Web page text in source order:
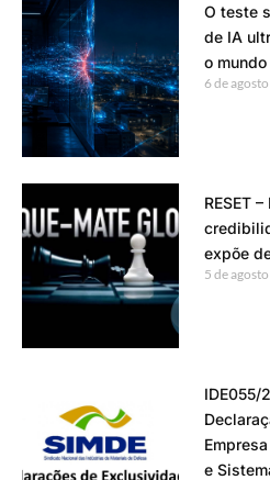
O teste
de IA
o mundo
6 de
RESET
expõe
5 de
IDE055/
e